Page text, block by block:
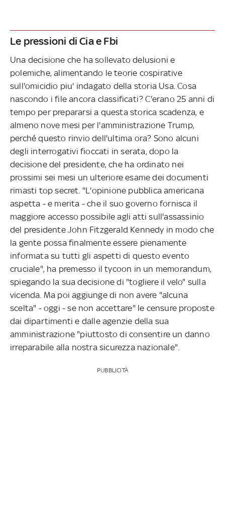
Le pressioni di Cia e Fbi
Una decisione che ha sollevato delusioni e
polemiche, alimentando le teorie cospirative
sull'omicidio piu' indagato della storia Usa. Cosa
nascondo i file ancora classificati? C'erano 25 anni di
tempo per prepararsi a questa storica scadenza, e
almeno nove mesi per l'amministrazione Trump,
perché questo rinvio dell'ultima ora? Sono alcuni
degli interrogativi fioccati in serata, dopo la
decisione del presidente, che ha ordinato nei
prossimi sei mesi un ulteriore esame dei documenti
rimasti top secret. "L'opinione pubblica americana
aspetta - e merita - che il suo governo fornisca il
maggiore accesso possibile agli atti sull'assassinio
del presidente John Fitzgerald Kennedy in modo che
la gente possa finalmente essere pienamente
informata su tutti gli aspetti di questo evento
cruciale", ha premesso il tycoon in un memorandum,
spiegando la sua decisione di "togliere il velo" sulla
vicenda. Ma poi aggiunge di non avere "alcuna
scelta" - oggi - se non accettare" le censure proposte
dai dipartimenti e dalle agenzie della sua
amministrazione "piuttosto di consentire un danno
irreparabile alla nostra sicurezza nazionale".
PUBBLICITÀ